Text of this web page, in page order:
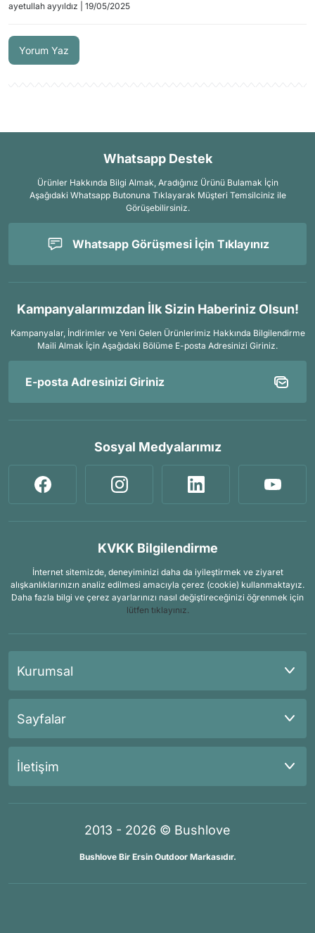
ayetullah ayyıldız | 19/05/2025
Yorum Yaz
Whatsapp Destek
Ürünler Hakkında Bilgi Almak, Aradığınız Ürünü Bulamak İçin
Aşağıdaki Whatsapp Butonuna Tıklayarak Müşteri Temsilciniz ile
Görüşebilirsiniz.
Whatsapp Görüşmesi İçin Tıklayınız
Kampanyalarımızdan İlk Sizin Haberiniz Olsun!
Kampanyalar, İndirimler ve Yeni Gelen Ürünlerimiz Hakkında Bilgilendirme
Maili Almak İçin Aşağıdaki Bölüme E-posta Adresinizi Giriniz.
Sosyal Medyalarımız
KVKK Bilgilendirme
İnternet sitemizde, deneyiminizi daha da iyileştirmek ve ziyaret
alışkanlıklarınızın analiz edilmesi amacıyla çerez (cookie) kullanmaktayız.
Daha fazla bilgi ve çerez ayarlarınızı nasıl değiştireceğinizi öğrenmek için
lütfen tıklayınız.
Kurumsal
Sayfalar
İletişim
2013 - 2026 © Bushlove
Bushlove Bir Ersin Outdoor Markasıdır.